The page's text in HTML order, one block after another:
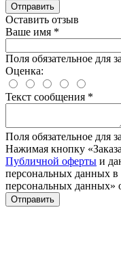
Отправить
Оставить отзыв
Ваше имя *
Поля обязательное для
Оценка:
Текст сообщения *
Поля обязательное для
Нажимая кнопку
Публичной оферты и
персональных данных
персональных данных»
Отправить